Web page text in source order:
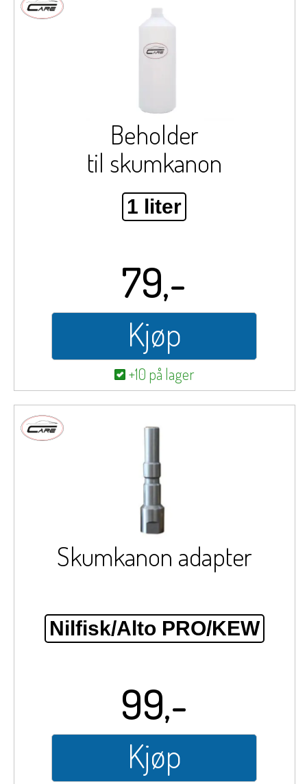
Beholder
til skumkanon
1 liter
79,-
Kjøp
+10 på lager
Skumkanon adapter
Nilfisk/Alto PRO/KEW
99,-
Kjøp